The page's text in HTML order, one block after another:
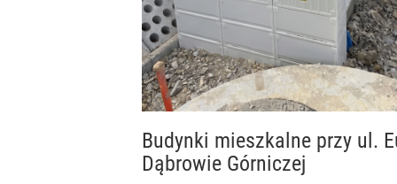
Budynki mieszkalne przy ul.
Dąbrowie Górniczej